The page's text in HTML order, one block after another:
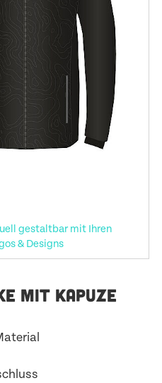
gestaltbar mit Ihren
& Designs
MIT KAPUZE